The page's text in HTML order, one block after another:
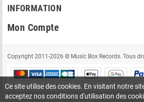
INFORMATION
Mon Compte
Copyright 2011-2026 © Music Box Records. Tous
Ce site utilise des cookies. En visitant notre
acceptez nos conditions d'utilisation des